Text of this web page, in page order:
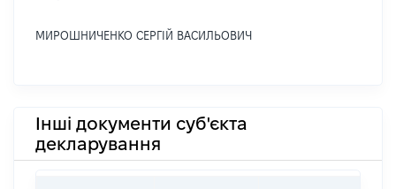
МИРОШНИЧЕНКО СЕРГІЙ ВАСИЛЬОВИЧ
Інші документи суб'єкта
декларування